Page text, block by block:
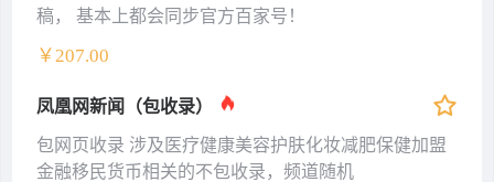
稿， 基本上都会同步官方百家号！
￥207.00
凤凰网新闻（包收录）
包网页收录 涉及医疗健康美容护肤化妆减肥保健加盟
金融移民货币相关的不包收录，频道随机